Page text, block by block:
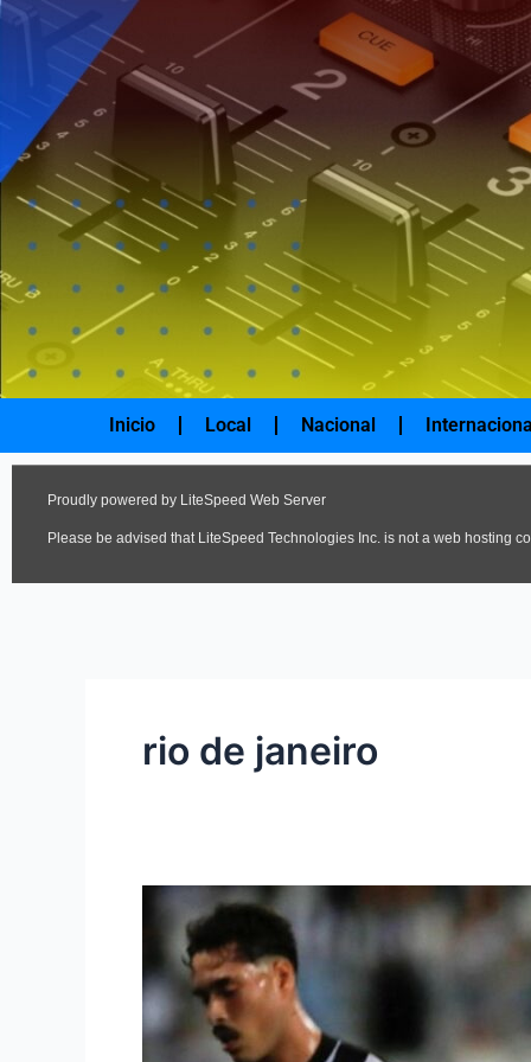
Ir
contenido
Inicio Local Nacional
rio de janeiro
Botafogo
Junior
3:
¡Goleada,
triunfazo